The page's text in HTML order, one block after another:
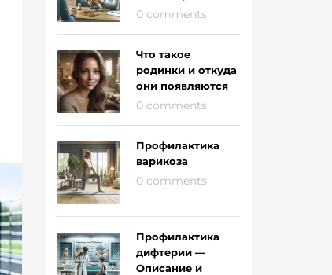
0 comments
Что такое
родинки и откуда
они появляются
0 comments
Профилактика
варикоза
0 comments
Профилактика
дифтерии —
Описание и